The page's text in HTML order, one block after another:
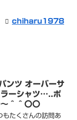
chiharu1978
ンツ オーバーサ
ラーシャツ…..ポ
＾＾〇〇
もたくさんの訪問あ